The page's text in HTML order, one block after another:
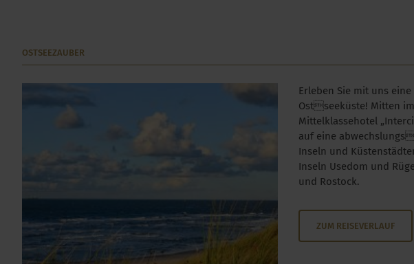
OSTSEEZAUBER
Erleben Sie mit uns
Ostseeküste! Mitten
Mittelklassehotel
auf eine
Inseln und
Inseln Usedom und
und Rostock.
ZUM REISEVERLAUF